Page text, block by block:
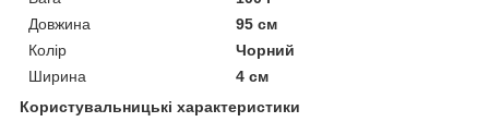
Довжина
95 см
Колір
Чорний
Ширина
4 см
Користувальницькі характеристики